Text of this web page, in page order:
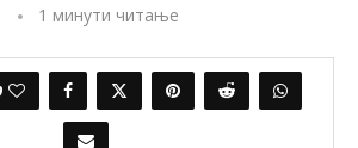
1 минути читање